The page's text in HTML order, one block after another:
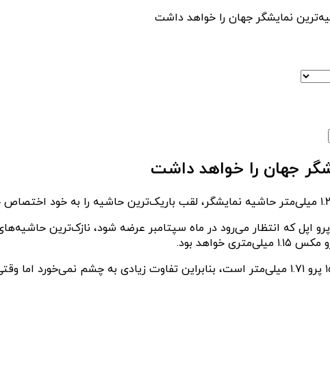
طبق گزارشات جدید از دو افشاگر چینی، آیفون ۱۶ پرو اپل که انتظار می‌رود در ماه سپتامبر
به گفته این منابع حاشیه‌های گوشی‌های آیفون ۱۵ پرو ۱.۷۱ میلی‌متر است، بنابراین